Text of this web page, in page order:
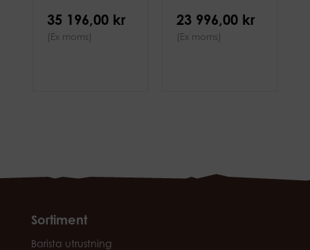
35 196,00 kr
(Ex moms)
23 996,00 kr
(Ex moms)
Sortiment
Barista utrustning